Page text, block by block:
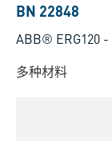
BN 22848
ABB® ERG120 -
多种材料